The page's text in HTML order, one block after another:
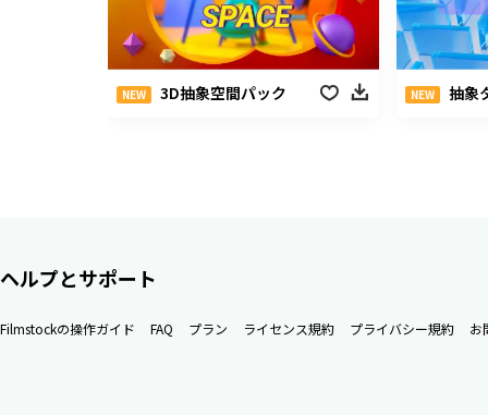
NEW 3D抽象空間パック NEW 抽象
ヘルプとサポート
Filmstockの操作ガイド FAQ プラン ライセンス規約 プライバシー規約 お